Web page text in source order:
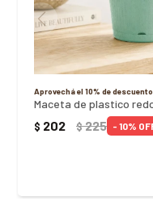
Aprovechá el 10% de descuento
$ 202 $225 10